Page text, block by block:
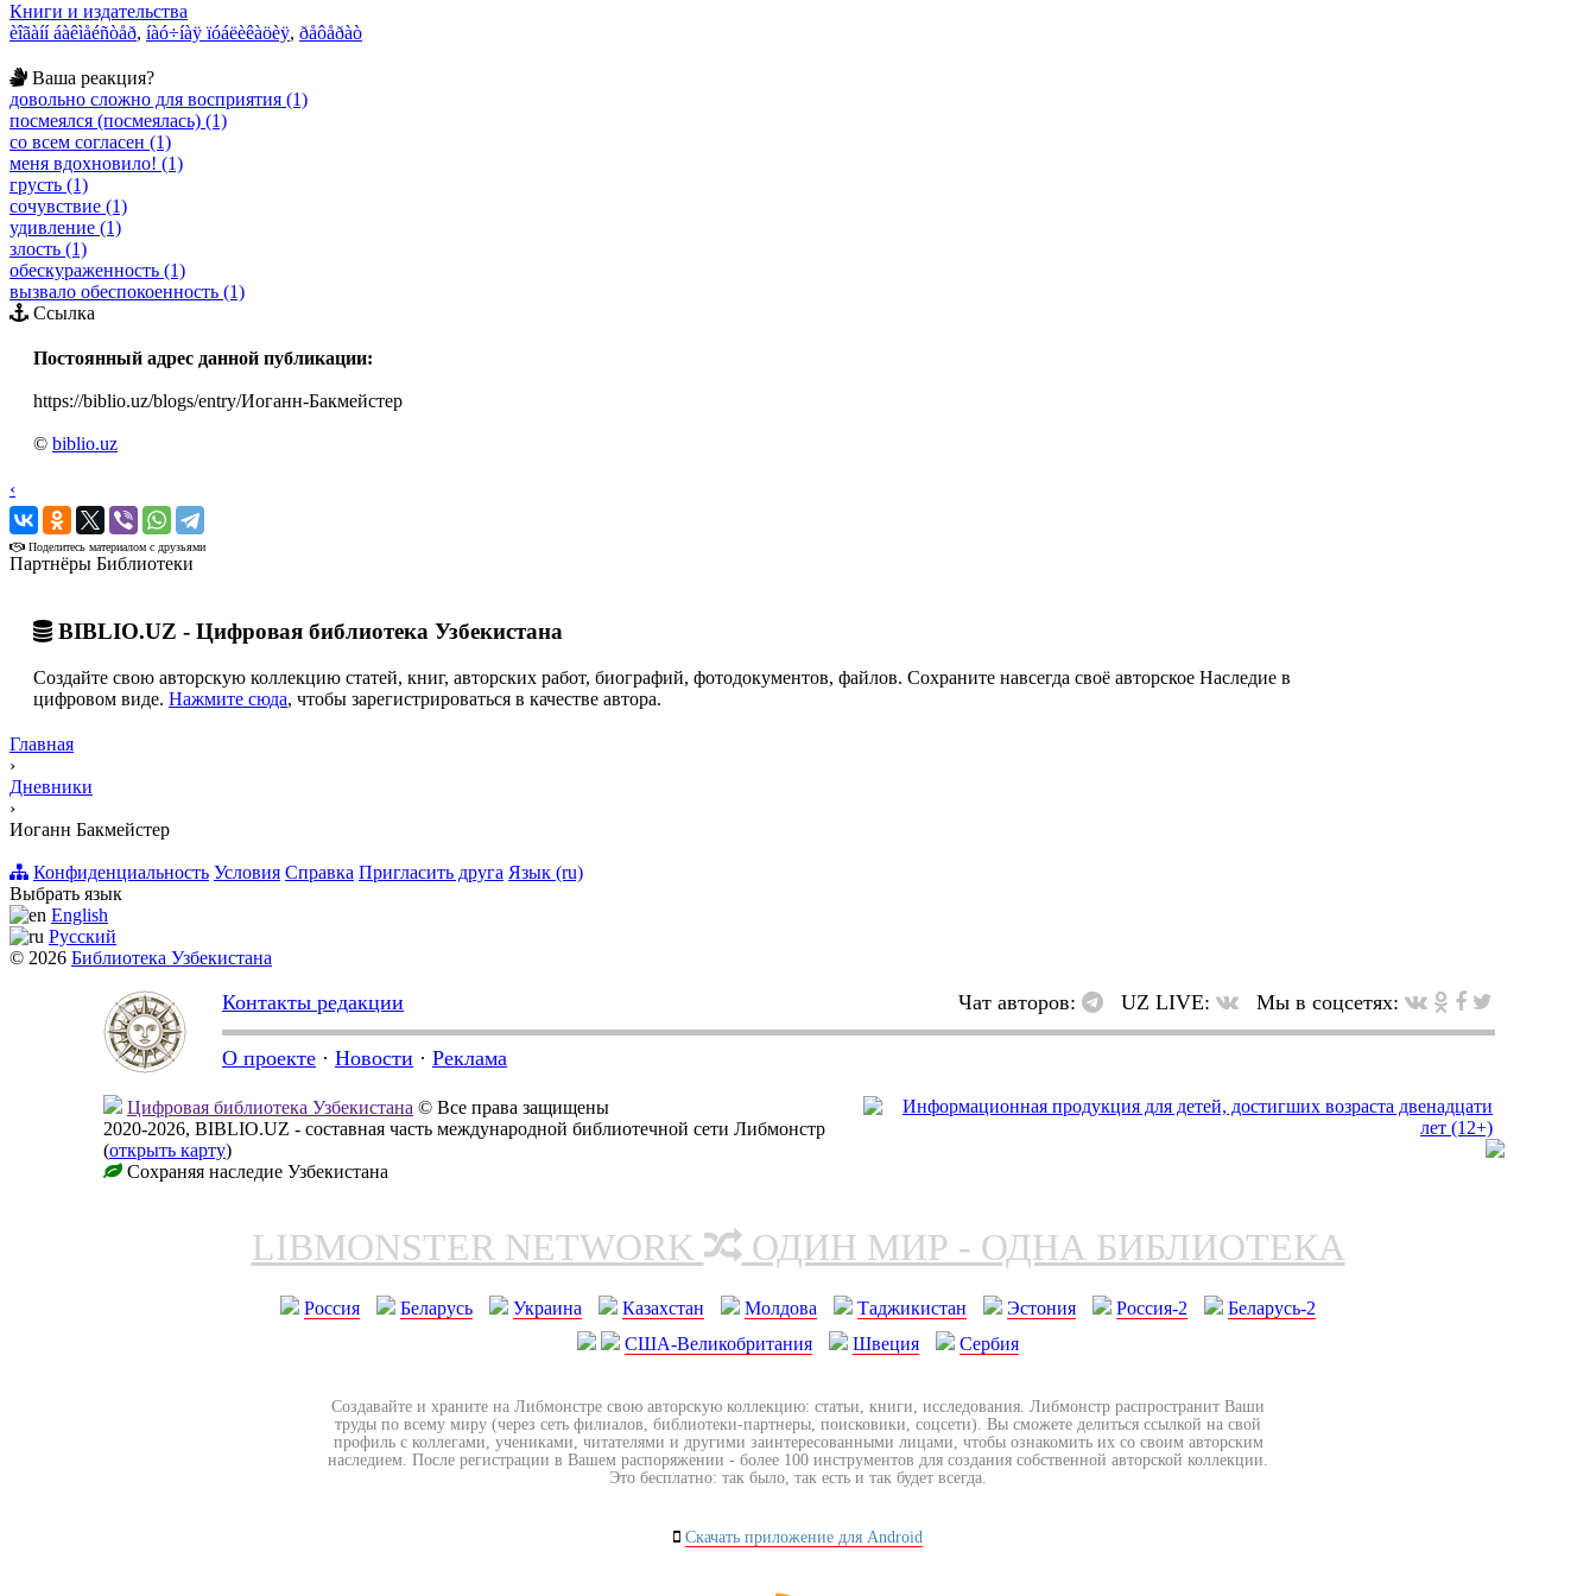
Книги и издательства
èîãàíí áàêìåéñòåð, íàó÷íàÿ ïóáëèêàöèÿ, ðåôåðàò
Ваша реакция?
довольно сложно для восприятия (1)
посмеялся (посмеялась) (1)
со всем согласен (1)
меня вдохновило! (1)
грусть (1)
сочувствие (1)
удивление (1)
злость (1)
обескураженность (1)
вызвало обеспокоенность (1)
Ссылка
Постоянный адрес данной публикации:
https://biblio.uz/blogs/entry/Иоганн-Бакмейстер
© biblio.uz
‹
›
Поделитесь материалом с друзьями
Партнёры Библиотеки
BIBLIO.UZ - Цифровая библиотека Узбекистана
Создайте свою авторскую коллекцию статей, книг, авторских работ, биографий, фотодокументов, файлов. Сохраните навсегда своё авторское Наследие в
цифровом виде. Нажмите сюда, чтобы зарегистрироваться в качестве автора.
Главная
›
Дневники
›
Иоганн Бакмейстер
Конфиденциальность Условия Справка Пригласить друга Язык (ru)
Выбрать язык
English
Русский
© 2026 Библиотека Узбекистана
Контакты редакции Чат авторов: UZ LIVE: Мы в соцсетях:
О проекте · Новости · Реклама
Цифровая библиотека Узбекистана © Все права защищены
2020-2026, BIBLIO.UZ - составная часть международной библиотечной сети Либмонстр
(открыть карту)
Сохраняя наследие Узбекистана
LIBMONSTER NETWORK ОДИН МИР - ОДНА БИБЛИОТЕКА
Россия Беларусь Украина Казахстан Молдова Таджикистан Эстония Россия-2
Беларусь-2
США-Великобритания
Швеция Сербия
Создавайте и храните на Либмонстре свою авторскую коллекцию: статьи, книги, исследования. Либмонстр распространит Ваши
труды по всему миру (через сеть филиалов, библиотеки-партнеры, поисковики, соцсети). Вы сможете делиться ссылкой на свой
профиль с коллегами, учениками, читателями и другими заинтересованными лицами, чтобы ознакомить их со своим авторским
наследием. После регистрации в Вашем распоряжении - более 100 инструментов для создания собственной авторской коллекции.
Это бесплатно: так было, так есть и так будет всегда.
Скачать приложение для Android